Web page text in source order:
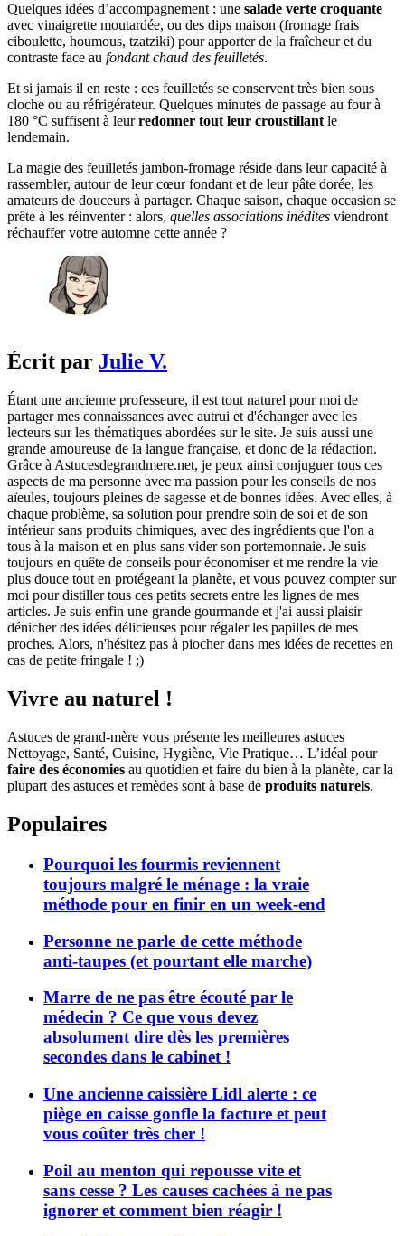
Quelques idées d’accompagnement : une salade verte croquante
avec vinaigrette moutardée, ou des dips maison (fromage frais
ciboulette, houmous, tzatziki) pour apporter de la fraîcheur et du
contraste face au fondant chaud des feuilletés.
Et si jamais il en reste : ces feuilletés se conservent très bien sous
cloche ou au réfrigérateur. Quelques minutes de passage au four à
180 °C suffisent à leurredonner tout leur croustillantle
lendemain.
La magie des feuilletés jambon-fromage réside dans leur capacité à
rassembler, autour de leur cœur fondant et de leur pâte dorée, les
amateurs de douceurs à partager. Chaque saison, chaque occasion se
prête à les réinventer : alors, quelles associations inédites viendront
réchauffer votre automne cette année ?
Écrit par Julie V.
Étant une ancienne professeure, il est tout naturel pour moi de
partager mes connaissances avec autrui et d'échanger avec les
lecteurs sur les thématiques abordées sur le site. Je suis aussi une
grande amoureuse de la langue française, et donc de la rédaction.
Grâce à Astucesdegrandmere.net, je peux ainsi conjuguer tous ces
aspects de ma personne avec ma passion pour les conseils de nos
aïeules, toujours pleines de sagesse et de bonnes idées. Avec elles, à
chaque problème, sa solution pour prendre soin de soi et de son
intérieur sans produits chimiques, avec des ingrédients que l'on a
tous à la maison et en plus sans vider son portemonnaie. Je suis
toujours en quête de conseils pour économiser et me rendre la vie
plus douce tout en protégeant la planète, et vous pouvez compter sur
moi pour distiller tous ces petits secrets entre les lignes de mes
articles. Je suis enfin une grande gourmande et j'ai aussi plaisir
dénicher des idées délicieuses pour régaler les papilles de mes
proches. Alors, n'hésitez pas à piocher dans mes idées de recettes en
cas de petite fringale ! ;)
Vivre au naturel !
Astuces de grand-mère vous présente les meilleures astuces
Nettoyage, Santé, Cuisine, Hygiène, Vie Pratique… L’idéal pour
faire des économies au quotidien et faire du bien à la planète, car la
plupart des astuces et remèdes sont à base de produits naturels.
Populaires
Pourquoi les fourmis reviennent
toujours malgré le ménage : la vraie
méthode pour en finir en un week-end
Personne ne parle de cette méthode
anti-taupes (et pourtant elle marche)
Marre de ne pas être écouté par le
médecin ? Ce que vous devez
absolument dire dès les premières
secondes dans le cabinet !
Une ancienne caissière Lidl alerte : ce
piège en caisse gonfle la facture et peut
vous coûter très cher !
Poil au menton qui repousse vite et
sans cesse ? Les causes cachées à ne pas
ignorer et comment bien réagir !